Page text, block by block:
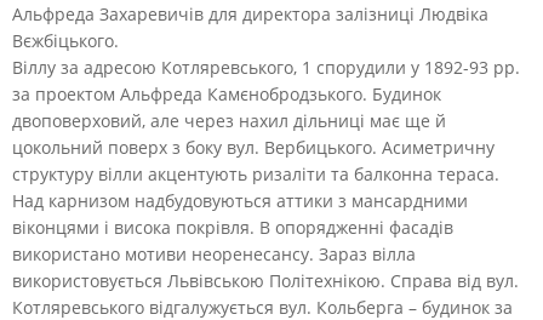
Альфреда Захаревичів для директора залізниці Людвіка
Вєжбіцького.
Віллу за адресою Котляревського, 1 спорудили у 1892-93 рр.
за проектом Альфреда Камєнобродзького. Будинок
двоповерховий, але через нахил дільниці має ще й
цокольний поверх з боку вул. Вербицького. Асиметричну
структуру вілли акцентують ризаліти та балконна тераса.
Над карнизом надбудовуються аттики з мансардними
віконцями і висока покрівля. В опорядженні фасадів
використано мотиви неоренесансу. Зараз вілла
використовується Львівською Політехнікою. Справа від вул.
Котляревського відгалужується вул. Кольберга – будинок за